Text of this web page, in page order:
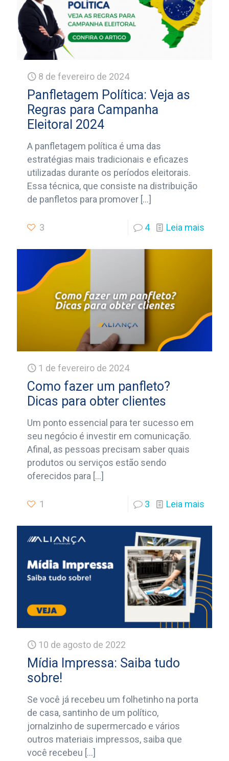
8 de fevereiro de 2024
Panfletagem Política: Veja as
Regras para Campanha
Eleitoral 2024
A panfletagem política é uma das
estratégias mais tradicionais e eficazes
utilizadas durante os períodos eleitorais.
Essa técnica, que consiste na distribuição
de panfletos para promover […]
3 4 Leia mais
1 de fevereiro de 2024
Como fazer um panfleto?
Dicas para obter clientes
Um ponto essencial para ter sucesso em
seu negócio é investir em comunicação.
Afinal, as pessoas precisam saber quais
produtos ou serviços estão sendo
oferecidos para […]
1 3 Leia mais
10 de agosto de 2022
Mídia Impressa: Saiba tudo
sobre!
Se você já recebeu um folhetinho na porta
de casa, santinho de um político,
jornalzinho de supermercado e vários
outros materiais impressos, saiba que
você recebeu […]